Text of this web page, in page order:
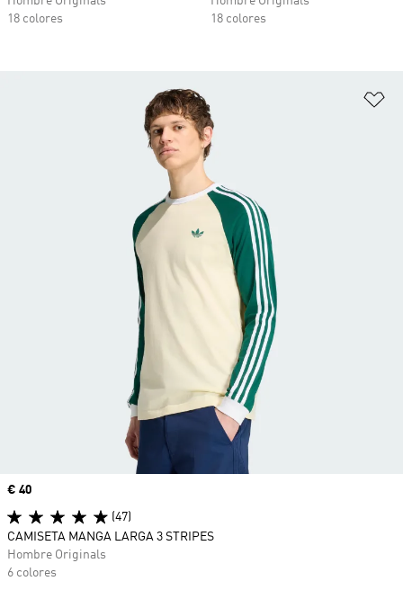
18 colores
18 colores
Precio
€ 40
(47)
CAMISETA MANGA LARGA 3 STRIPES
Hombre Originals
6 colores